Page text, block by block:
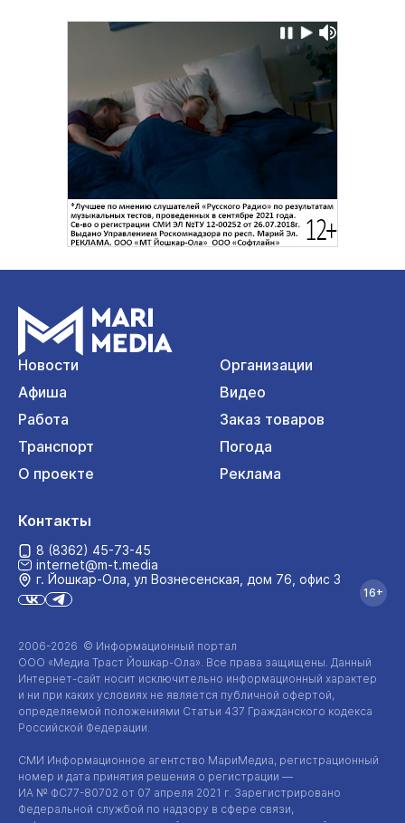
Новости
Организации
Афиша
Видео
Работа
Заказ товаров
Транспорт
Погода
О проекте
Реклама
2006-2026 © Информационный портал
ООО «Медиа Траст Йошкар-Ола». Все права защищены. Данный
Интернет-сайт носит исключительно информационный характер
и ни при каких условиях не является публичной офертой,
определяемой положениями Статьи 437 Гражданского кодекса
Российской Федерации.
СМИ Информационное агентство МариМедиа, регистрационный
номер и дата принятия решения о регистрации —
ИА № ФС77-80702 от 07 апреля 2021 г. Зарегистрировано
Федеральной службой по надзору в сфере связи,
Контакты
8 (8362) 45-73-45
internet@m-t.media
г. Йошкар‑Ола, ул Вознесенская, дом 76, офис 3
16+